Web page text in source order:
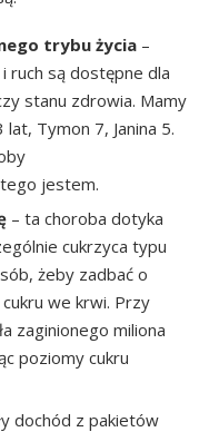
trybu życia –
ruch są dostępne dla
stanu zdrowia. Mamy
Tymon 7, Janina 5.
jestem.
– ta choroba dotyka
cukrzyca typu
żeby zadbać o
we krwi. Przy
zaginionego miliona
poziomy cukru
dochód z pakietów